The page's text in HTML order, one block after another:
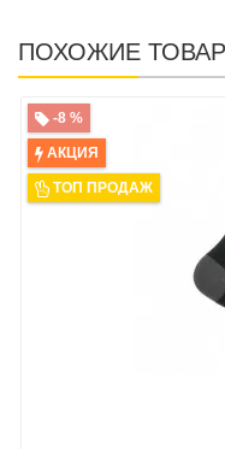
ПОХОЖИЕ
-8 %
АКЦИЯ
ТОП ПРОДАЖ